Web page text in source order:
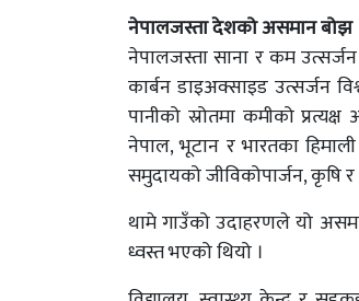
नेपालजस्ता देशको असमान बोझ
नेपालजस्ता साना र कम
कार्बन डाइअक्साइड उत्सर्जन
पानीको स्रोतमा कमीको
नेपाल, भूटान र भारतका
समुदायको जीविकोपार्जन, कृषि र
थामे गाउँको उदाहरणले यो
ध्वस्त भएको थियो ।